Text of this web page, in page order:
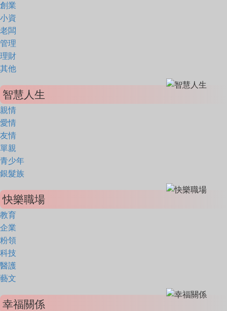
創業
小資
老闆
管理
理財
其他
智慧人生
親情
愛情
友情
單親
青少年
銀髮族
快樂職場
教育
企業
粉領
科技
醫護
藝文
幸福關係